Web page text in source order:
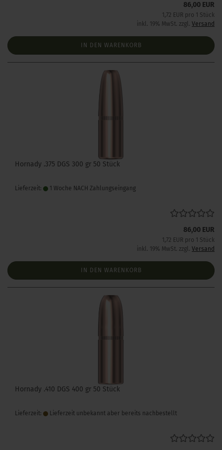
86,00 EUR
1,72 EUR pro 1 Stück
inkl. 19% MwSt. zzgl. Versand
IN DEN WARENKORB
Hornady .375 DGS 300 gr 50 Stück
Lieferzeit: 1 Woche NACH Zahlungseingang
86,00 EUR
1,72 EUR pro 1 Stück
inkl. 19% MwSt. zzgl. Versand
IN DEN WARENKORB
Hornady .410 DGS 400 gr 50 Stück
Lieferzeit: Lieferzeit unbekannt aber bereits nachbestellt